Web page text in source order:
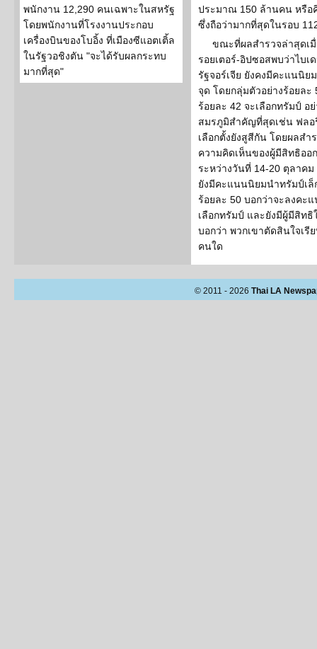
พนักงาน 12,290 คนเฉพาะในสหรัฐ
โดยพนักงานที่โรงงานประกอบ
เครื่องบินของโบอิ้ง ที่เมืองซีแอตเติ้ล
ในรัฐวอชิงตัน "จะได้รับผลกระทบ
มากที่สุด"
ประมาณ 150 ล้านคน หรือ
ซึ่งถือว่ามากที่สุดในรอบ
ขณะที่ผลสำรวจล่าสุดเ
รอยเตอร์-อิปซอสพบว่าไบ
รัฐจอร์เจีย ยังคงมีคะแนนิย
จุด โดยกลุ่มตัวอย่างร้อยล
ร้อยละ 42 จะเลือกทรัมป์ อ
สมรภูมิสำคัญที่สุดเช่น ฟลอ
เลือกตั้งยังสูสีกัน โดยผลสำ
ความคิดเห็นของผู้มีสิทธิออ
ระหว่างวันที่ 14-20 ตุลาค
ยังมีคะแนนนิยมนำทรัมป์เล็
ร้อยละ 50 บอกว่าจะลงคะ
เลือกทรัมป์ และยังมีผู้มีสิทธิ
บอกว่า พวกเขาตัดสินใจเ
คนใด
© 2011 - 2026 Thai LA